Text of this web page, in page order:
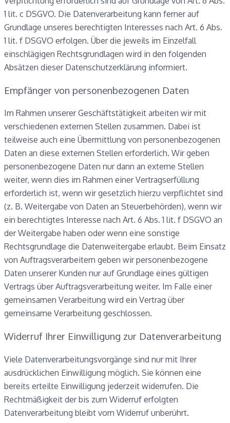
1 lit. c DSGVO. Die Datenverarbeitung kann ferner auf
Grundlage unseres berechtigten Interesses nach Art. 6 Abs.
1 lit. f DSGVO erfolgen. Über die jeweils im Einzelfall
einschlägigen Rechtsgrundlagen wird in den folgenden
Absätzen dieser Datenschutzerklärung informiert.
Empfänger von personenbezogenen Daten
Im Rahmen unserer Geschäftstätigkeit arbeiten wir mit
verschiedenen externen Stellen zusammen. Dabei ist
teilweise auch eine Übermittlung von personenbezogenen
Daten an diese externen Stellen erforderlich. Wir geben
personenbezogene Daten nur dann an externe Stellen
weiter, wenn dies im Rahmen einer Vertragserfüllung
erforderlich ist, wenn wir gesetzlich hierzu verpflichtet sind
(z. B. Weitergabe von Daten an Steuerbehörden), wenn wir
ein berechtigtes Interesse nach Art. 6 Abs. 1 lit. f DSGVO an
der Weitergabe haben oder wenn eine sonstige
Rechtsgrundlage die Datenweitergabe erlaubt. Beim Einsatz
von Auftragsverarbeitern geben wir personenbezogene
Daten unserer Kunden nur auf Grundlage eines gültigen
Vertrags über Auftragsverarbeitung weiter. Im Falle einer
gemeinsamen Verarbeitung wird ein Vertrag über
gemeinsame Verarbeitung geschlossen.
Widerruf Ihrer Einwilligung zur Datenverarbeitung
Viele Datenverarbeitungsvorgänge sind nur mit Ihrer
ausdrücklichen Einwilligung möglich. Sie können eine
bereits erteilte Einwilligung jederzeit widerrufen. Die
Rechtmäßigkeit der bis zum Widerruf erfolgten
Datenverarbeitung bleibt vom Widerruf unberührt.